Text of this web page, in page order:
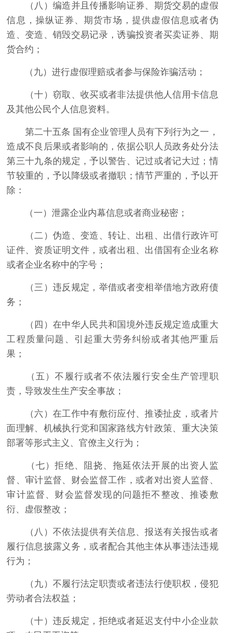
（八）编造并且传播影响证券、期货交易的虚假
信息，操纵证券、期货市场，提供虚假信息或者伪
造、变造、销毁交易记录，诱骗投资者买卖证券、期
货合约；
（九）进行虚假理赔或者参与保险诈骗活动；
（十）窃取、收买或者非法提供他人信用卡信息
及其他公民个人信息资料。
第二十五条 国有企业管理人员有下列行为之一，
造成不良后果或者影响的，依据公职人员政务处分法
第三十九条的规定，予以警告、记过或者记大过；情
节较重的，予以降级或者撤职；情节严重的，予以开
除：
（一）泄露企业内幕信息或者商业秘密；
（二）伪造、变造、转让、出租、出借行政许可
证件、资质证明文件，或者出租、出借国有企业名称
或者企业名称中的字号；
（三）违反规定，举借或者变相举借地方政府债
务；
（四）在中华人民共和国境外违反规定造成重大
工程质量问题、引起重大劳务纠纷或者其他严重后
果；
（五）不履行或者不依法履行安全生产管理职
责，导致发生生产安全事故；
（六）在工作中有敷衍应付、推诿扯皮，或者片
面理解、机械执行党和国家路线方针政策、重大决策
部署等形式主义、官僚主义行为；
（七）拒绝、阻挠、拖延依法开展的出资人监
督、审计监督、财会监督工作，或者对出资人监督、
审计监督、财会监督发现的问题拒不整改、推诿敷
衍、虚假整改；
（八）不依法提供有关信息、报送有关报告或者
履行信息披露义务，或者配合其他主体从事违法违规
行为；
（九）不履行法定职责或者违法行使职权，侵犯
劳动者合法权益；
（十）违反规定，拒绝或者延迟支付中小企业款